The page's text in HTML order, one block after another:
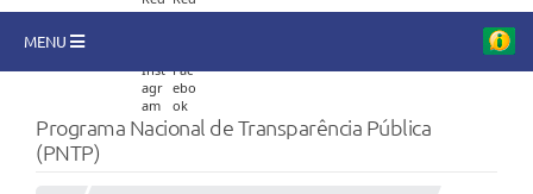
MENU
Secretarias
Programa Nacional de Transparência Pública
(PNTP)